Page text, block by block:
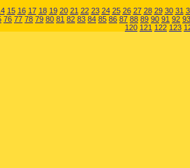
15 16 17 18 19 20 21 22 23 24 25 26 27 28 29 30 31
76 77 78 79 80 81 82 83 84 85 86 87 88 89 90 91 92 93
120 121 122 123